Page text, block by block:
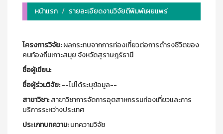
หน้าแรก
รายละเอียดงานวิจัยตีพิมพ์เผยแพร่
โครงการวิจัย:ผลกระทบจากการท่องเที่ยวต่อการดำรงชีวิตของ
คนท้องถิ่นเกาะสมุย จังหวัดสุราษฎร์ธานี
ชื่อผู้เขียน:
ชื่อผู้ร่วมวิจัย:--ไม่ได้ระบุข้อมูล--
สาขาวิชา:สาขาวิชาการจัดการอุตสาหกรรมท่องเที่ยวและการ
บริการระหว่างประเทศ
ประเภทบทความ:บทความวิจัย